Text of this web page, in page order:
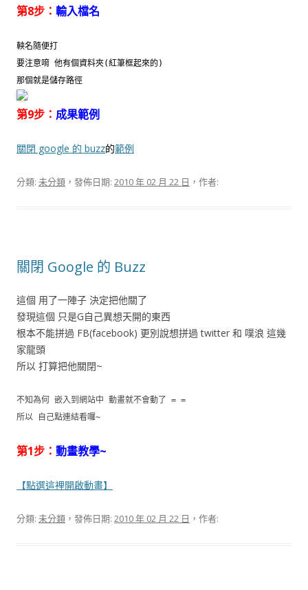
第8步： 輸入檔名
軮名隨便打
要注意唷 他有個資料夾(紅筆框起來的)
那個就是儲存路徑
第9步： 成果範例
關閉 google 的 buzz的範例
分類: 未分類 ，發佈日期: 2010 年 02 月 22 日 ，作者:
關閉 Google 的 Buzz
這個 用了一陣子 決定把他關了
發現這個 只是G自己異想天開的東西
根本不能拼過 FB(facebook) 更別說想拼過 twitter 和 噗浪 這幾
家龍頭
所以 打算把他關閉~
不知為何 嵌入到網站中 動畫就不會動了 = =
所以 自己點連結看囉~
第1步： 動畫教學~
【點選這裡開啟動畫】
分類: 未分類 ，發佈日期: 2010 年 02 月 22 日 ，作者: